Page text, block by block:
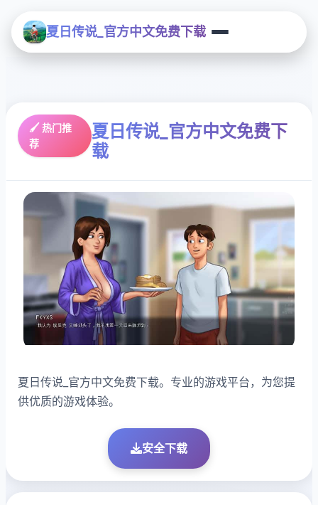
夏日传说_官方中文免费下载
🖌️ 热门推
荐
夏日传说_官方中文免费下
载
夏日传说_官方中文免费下载。专业的游戏平台，为您提
供优质的游戏体验。
安全下载